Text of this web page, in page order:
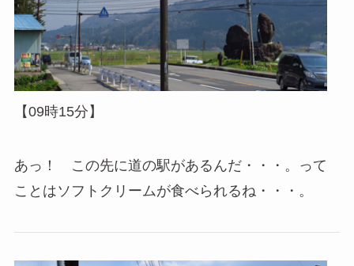
【09時15分】
あっ！ この先に道の駅があるんだ・・・。って
ことはソフトクリームが食べられるね・・・。